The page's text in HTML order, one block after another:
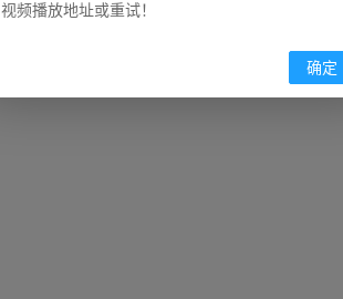
视频播放地址或重试！
确定